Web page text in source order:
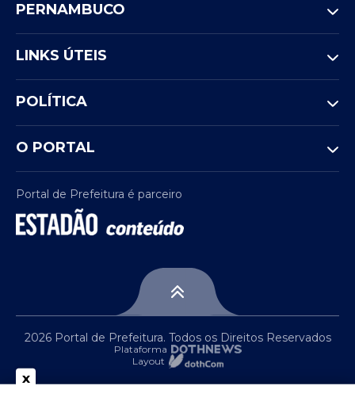
PERNAMBUCO
LINKS ÚTEIS
POLÍTICA
O PORTAL
Portal de Prefeitura é parceiro
2026 Portal de Prefeitura. Todos os Direitos Reservados
Plataforma
Layout
x